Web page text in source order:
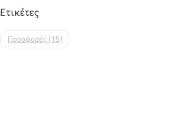
Ετικέτες
Προσφορές (15)